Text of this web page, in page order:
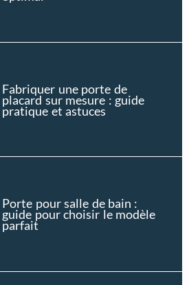
Fabriquer une porte de
placard sur mesure : guide
pratique et astuces
Porte pour salle de bain :
guide pour choisir le modèle
parfait